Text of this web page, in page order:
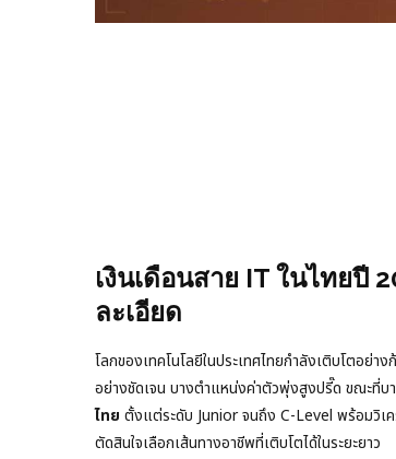
เงินเดือนสาย IT ในไทยปี
ละเอียด
โลกของเทคโนโลยีในประเทศไทยกำลังเติบโตอย่
อย่างชัดเจน บางตำแหน่งค่าตัวพุ่งสูงปรี๊ด ขณะที่บ
ไทย ตั้งแต่ระดับ Junior จนถึง C-Level พร้อมวิเ
ตัดสินใจเลือกเส้นทางอาชีพที่เติบโตได้ในระยะยาว